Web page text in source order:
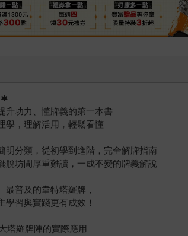
✱
升功力、懂牌義的第一本書
學，理解活用，輕鬆看懂
明分類，從初學到進階，完全解牌指南
脫坊間厚重難讀，一成不變的牌義解說
最普及的韋特塔羅牌，
學習與實踐更有成效！
塔羅牌陣的實際應用